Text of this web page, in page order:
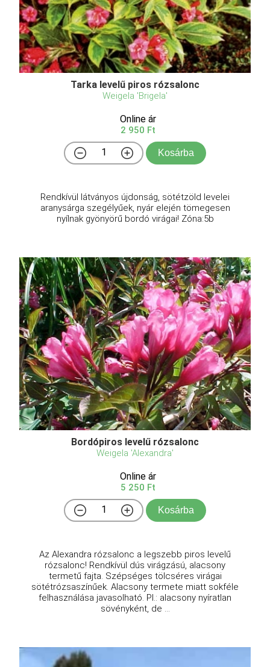
Tarka levelű piros rózsalonc
Weigela 'Brigela'
Online ár
2 950 Ft
Kosárba
Rendkívül látványos újdonság, sötétzöld levelei
aranysárga szegélyűek, nyár elején tömegesen
nyílnak gyönyörű bordó virágai! Zóna:5b
Bordópiros levelű rózsalonc
Weigela 'Alexandra'
Online ár
5 250 Ft
Kosárba
Az Alexandra rózsalonc a legszebb piros levelű
rózsalonc! Rendkívül dús virágzású, alacsony
termetű fajta. Szépséges tölcséres virágai
sötétrózsaszínűek. Alacsony termete miatt sokféle
felhasználása javasolható. Pl.: alacsony nyíratlan
sövényként, de ...